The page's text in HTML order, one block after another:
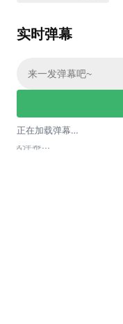
实时弹幕
正在加载弹幕…
加载弹幕...